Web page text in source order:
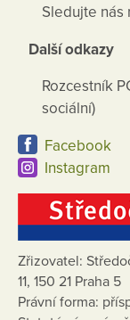
Sledujte nás
Další odkazy
Rozcestník
sociální)
Facebook
Instagram
Zřizovatel:
11, 150 21 Praha 5
Právní forma: